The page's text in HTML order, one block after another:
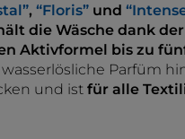
, “Floris” und
die Wäsche dank der
Aktivformel bis zu
wasserlösliche Parfüm
und ist für alle